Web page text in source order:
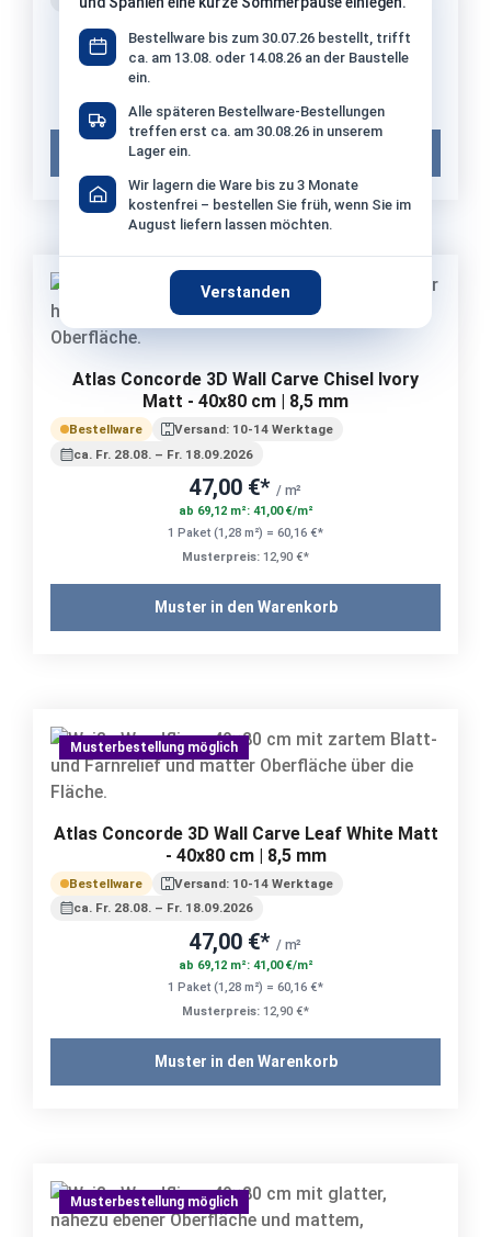
Bestellware bis zum 30.07.26 bestellt, trifft
ca. am 13.08. oder 14.08.26 an der Baustelle
ein.
Alle späteren Bestellware-Bestellungen
treffen erst ca. am 30.08.26 in unserem
Lager ein.
Wir lagern die Ware bis zu 3 Monate
kostenfrei – bestellen Sie früh, wenn Sie im
August liefern lassen möchten.
Verstanden
47,00 €* / m²
ab 69,12 m²: 41,00 €/m²
Musterpreis:
Muster in den Warenkorb
Musterbestellung möglich
Atlas Concorde 3D Wall Carve Chisel Ivory
Matt - 40x80 cm | 8,5 mm
Bestellware
Versand: 10-14 Werktage
ca. Fr. 28.08. – Fr. 18.09.2026
47,00 €* / m²
ab 69,12 m²: 41,00 €/m²
1 Paket (1,28 m²) = 60,16 €*
Musterpreis: 12,90 €*
Muster in den Warenkorb
Musterbestellung möglich
Atlas Concorde 3D Wall Carve Leaf White Matt
- 40x80 cm | 8,5 mm
Bestellware
Versand: 10-14 Werktage
ca. Fr. 28.08. – Fr. 18.09.2026
47,00 €* / m²
ab 69,12 m²: 41,00 €/m²
1 Paket (1,28 m²) = 60,16 €*
Musterpreis: 12,90 €*
Muster in den Warenkorb
Musterbestellung möglich